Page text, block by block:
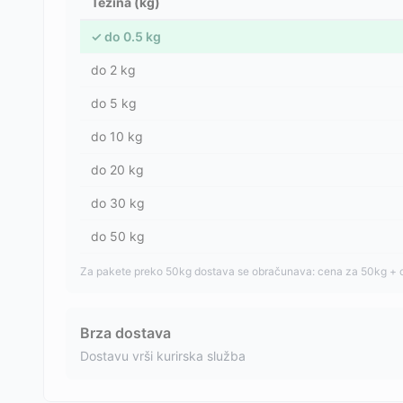
✓ do 0.5 kg
do 2 kg
do 5 kg
do 10 kg
do 20 kg
do 30 kg
do 50 kg
Za pakete preko 50kg dostava se obračunava: cena za 50kg +
Brza dostava
Dostavu vrši kurirska služba